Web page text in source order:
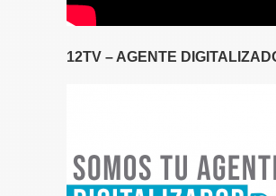
12TV – AGENTE